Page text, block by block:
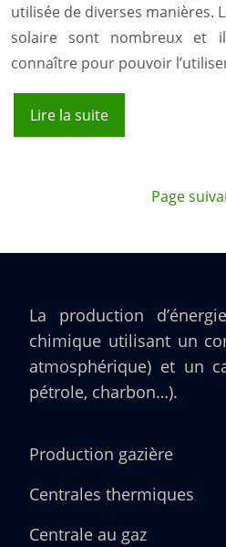
utilisée de diverses manières.
solaire sont nombreux et
connaître pour pouvoir
Lire la suite
Page
La production
chimique utilisant un
atmosphérique) et un
pétrole, charbon…).
Production gazière
Centrales thermiques
Centrale au gaz